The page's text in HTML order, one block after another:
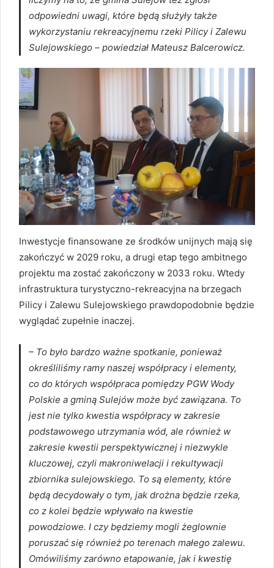
odpowiedni uwagi, które będą służyły także
wykorzystaniu rekreacyjnemu rzeki Pilicy i Zalewu
Sulejowskiego – powiedział Mateusz Balcerowicz.
Inwestycje finansowane ze środków unijnych mają się
zakończyć w 2029 roku, a drugi etap tego ambitnego
projektu ma zostać zakończony w 2033 roku. Wtedy
infrastruktura turystyczno-rekreacyjna na brzegach
Pilicy i Zalewu Sulejowskiego prawdopodobnie będzie
wyglądać zupełnie inaczej.
– To było bardzo ważne spotkanie, ponieważ
określiliśmy ramy naszej współpracy i elementy,
co do których współpraca pomiędzy PGW Wody
Polskie a gminą Sulejów może być zawiązana. To
jest nie tylko kwestia współpracy w zakresie
podstawowego utrzymania wód, ale również w
zakresie kwestii perspektywicznej i niezwykle
kluczowej, czyli makroniwelacji i rekultywacji
zbiornika sulejowskiego. To są elementy, które
będą decydowały o tym, jak drożna będzie rzeka,
co z kolei będzie wpływało na kwestie
powodziowe. I czy będziemy mogli żeglownie
poruszać się również po terenach małego zalewu.
Omówiliśmy zarówno etapowanie, jak i kwestię